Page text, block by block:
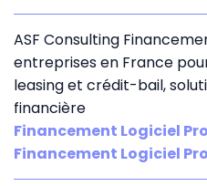
ASF Consulting
entreprises en France
leasing et crédit-bail,
financière
Financement Logiciel
Financement Logiciel